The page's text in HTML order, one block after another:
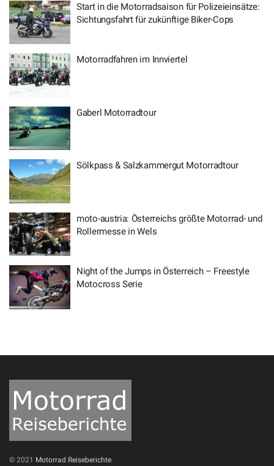
Start in die Motorradsaison für Polizeieinsätze:
Sichtungsfahrt für zukünftige Biker-Cops
Motorradfahren im Innviertel
Gaberl Motorradtour
Sölkpass & Salzkammergut Motorradtour
moto-austria: Österreichs größte Motorrad- und
Rollermesse in Wels
Night of the Jumps in Österreich – Freestyle
Motocross Serie
© 2021 Motorrad Reiseberichte